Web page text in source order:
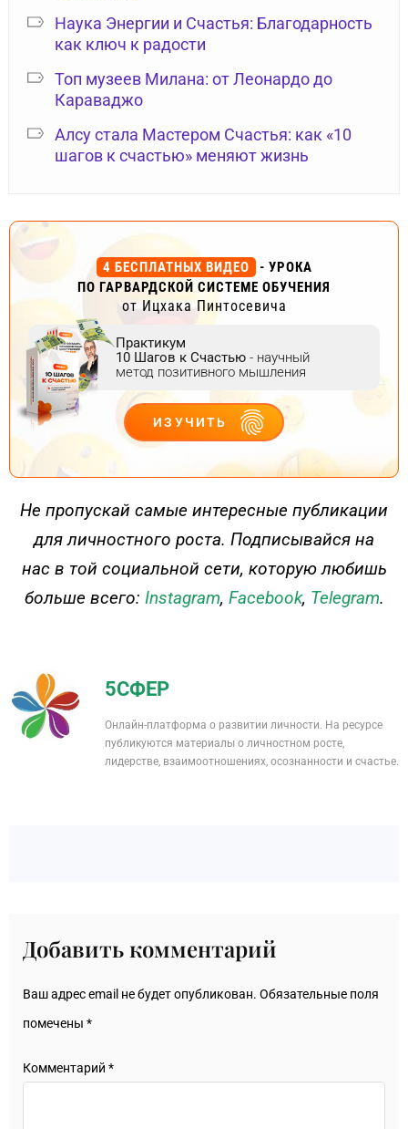
Наука Энергии и Счастья: Благодарность
как ключ к радости
Топ музеев Милана: от Леонардо до
Караваджо
Алсу стала Мастером Счастья: как «10
шагов к счастью» меняют жизнь
4 БЕСПЛАТНЫХ ВИДЕО
- УРОКА
ПО ГАРВАРДСКОЙ СИСТЕМЕ ОБУЧЕНИЯ
от Ицхака Пинтосевича
Практикум
10 Шагов к Счастью - научный
метод позитивного мышления
ИЗУЧИТЬ
ДЕЙСТВУЙ
Не пропускай самые интересные публикации
для личностного роста. Подписывайся на
нас в той социальной сети, которую любишь
больше всего: Instagram, Facebook, Telegram.
5СФЕР
Онлайн-платформа о развитии личности. На ресурсе
публикуются материалы о личностном росте,
лидерстве, взаимоотношениях, осознанности и счастье.
Добавить комментарий
Ваш адрес email не будет опубликован. Обязательные поля
помечены *
Комментарий *